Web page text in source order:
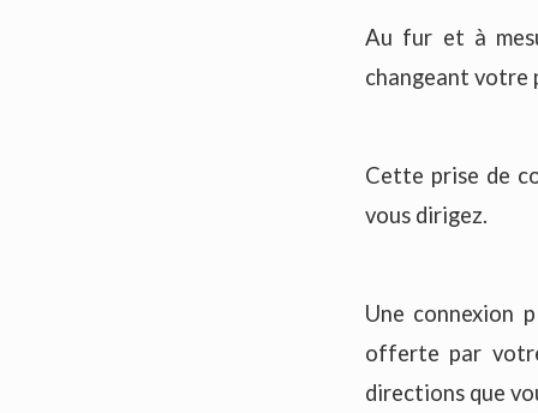
Au fur et à
changeant votre
Cette prise de
vous dirigez.
Une connexion
offerte par
directions que